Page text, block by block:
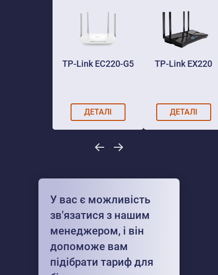
TP-Link EC220-G5
ДЕТАЛІ
TP-Link EX220
ДЕТАЛІ
У вас є можливість
зв'язатися з нашим
менеджером, і він
допоможе вам
підібрати тариф для